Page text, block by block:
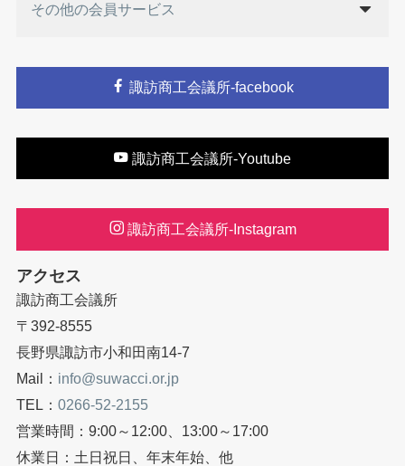
その他の会員サービス
諏訪商工会議所-facebook
諏訪商工会議所-Youtube
諏訪商工会議所-Instagram
アクセス
諏訪商工会議所
〒392-8555
長野県諏訪市小和田南14-7
Mail： info@suwacci.or.jp
TEL： 0266-52-2155
営業時間：9:00～12:00、13:00～17:00
休業日：土日祝日、年末年始、他